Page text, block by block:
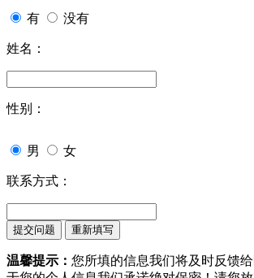
有 没有
姓名：
性别：
男 女
联系方式：
温馨提示： 您所填的信息我们将及时反馈